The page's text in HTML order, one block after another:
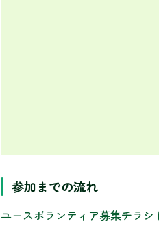
参加までの流れ
ユースボランティア募集チラシ